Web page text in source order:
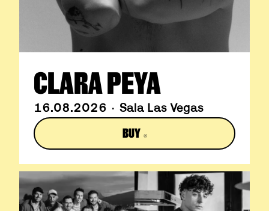
CLARA PEYA
16.08.2026 · Sala Las Vegas
BUY ABRE EN NUEVA VENTANA